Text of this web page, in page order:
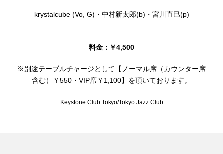
krystalcube (Vo, G)・中村新太郎(b)・宮川直巳(p)
料金：￥4,500
※別途テーブルチャージとして【ノーマル席（カウンター席
含む）￥550・VIP席￥1,100】を頂いております。
Keystone Club Tokyo/Tokyo Jazz Club